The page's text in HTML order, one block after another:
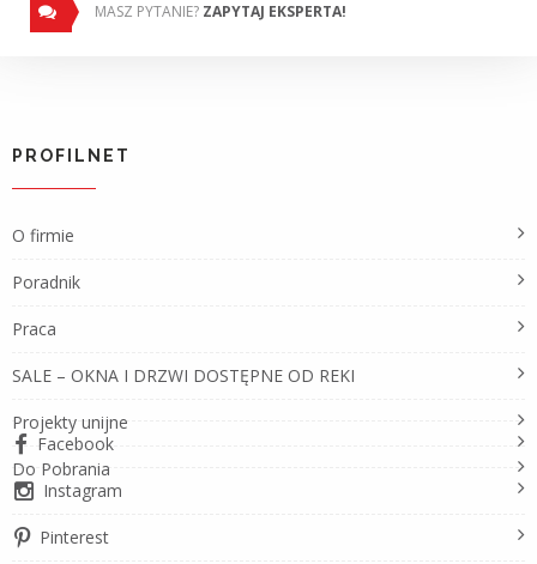
MASZ PYTANIE? ZAPYTAJ EKSPERTA!
PROFILNET
O firmie
Poradnik
Praca
SALE – OKNA I DRZWI DOSTĘPNE OD REKI
Projekty unijne
Do Pobrania
Facebook
Instagram
Pinterest